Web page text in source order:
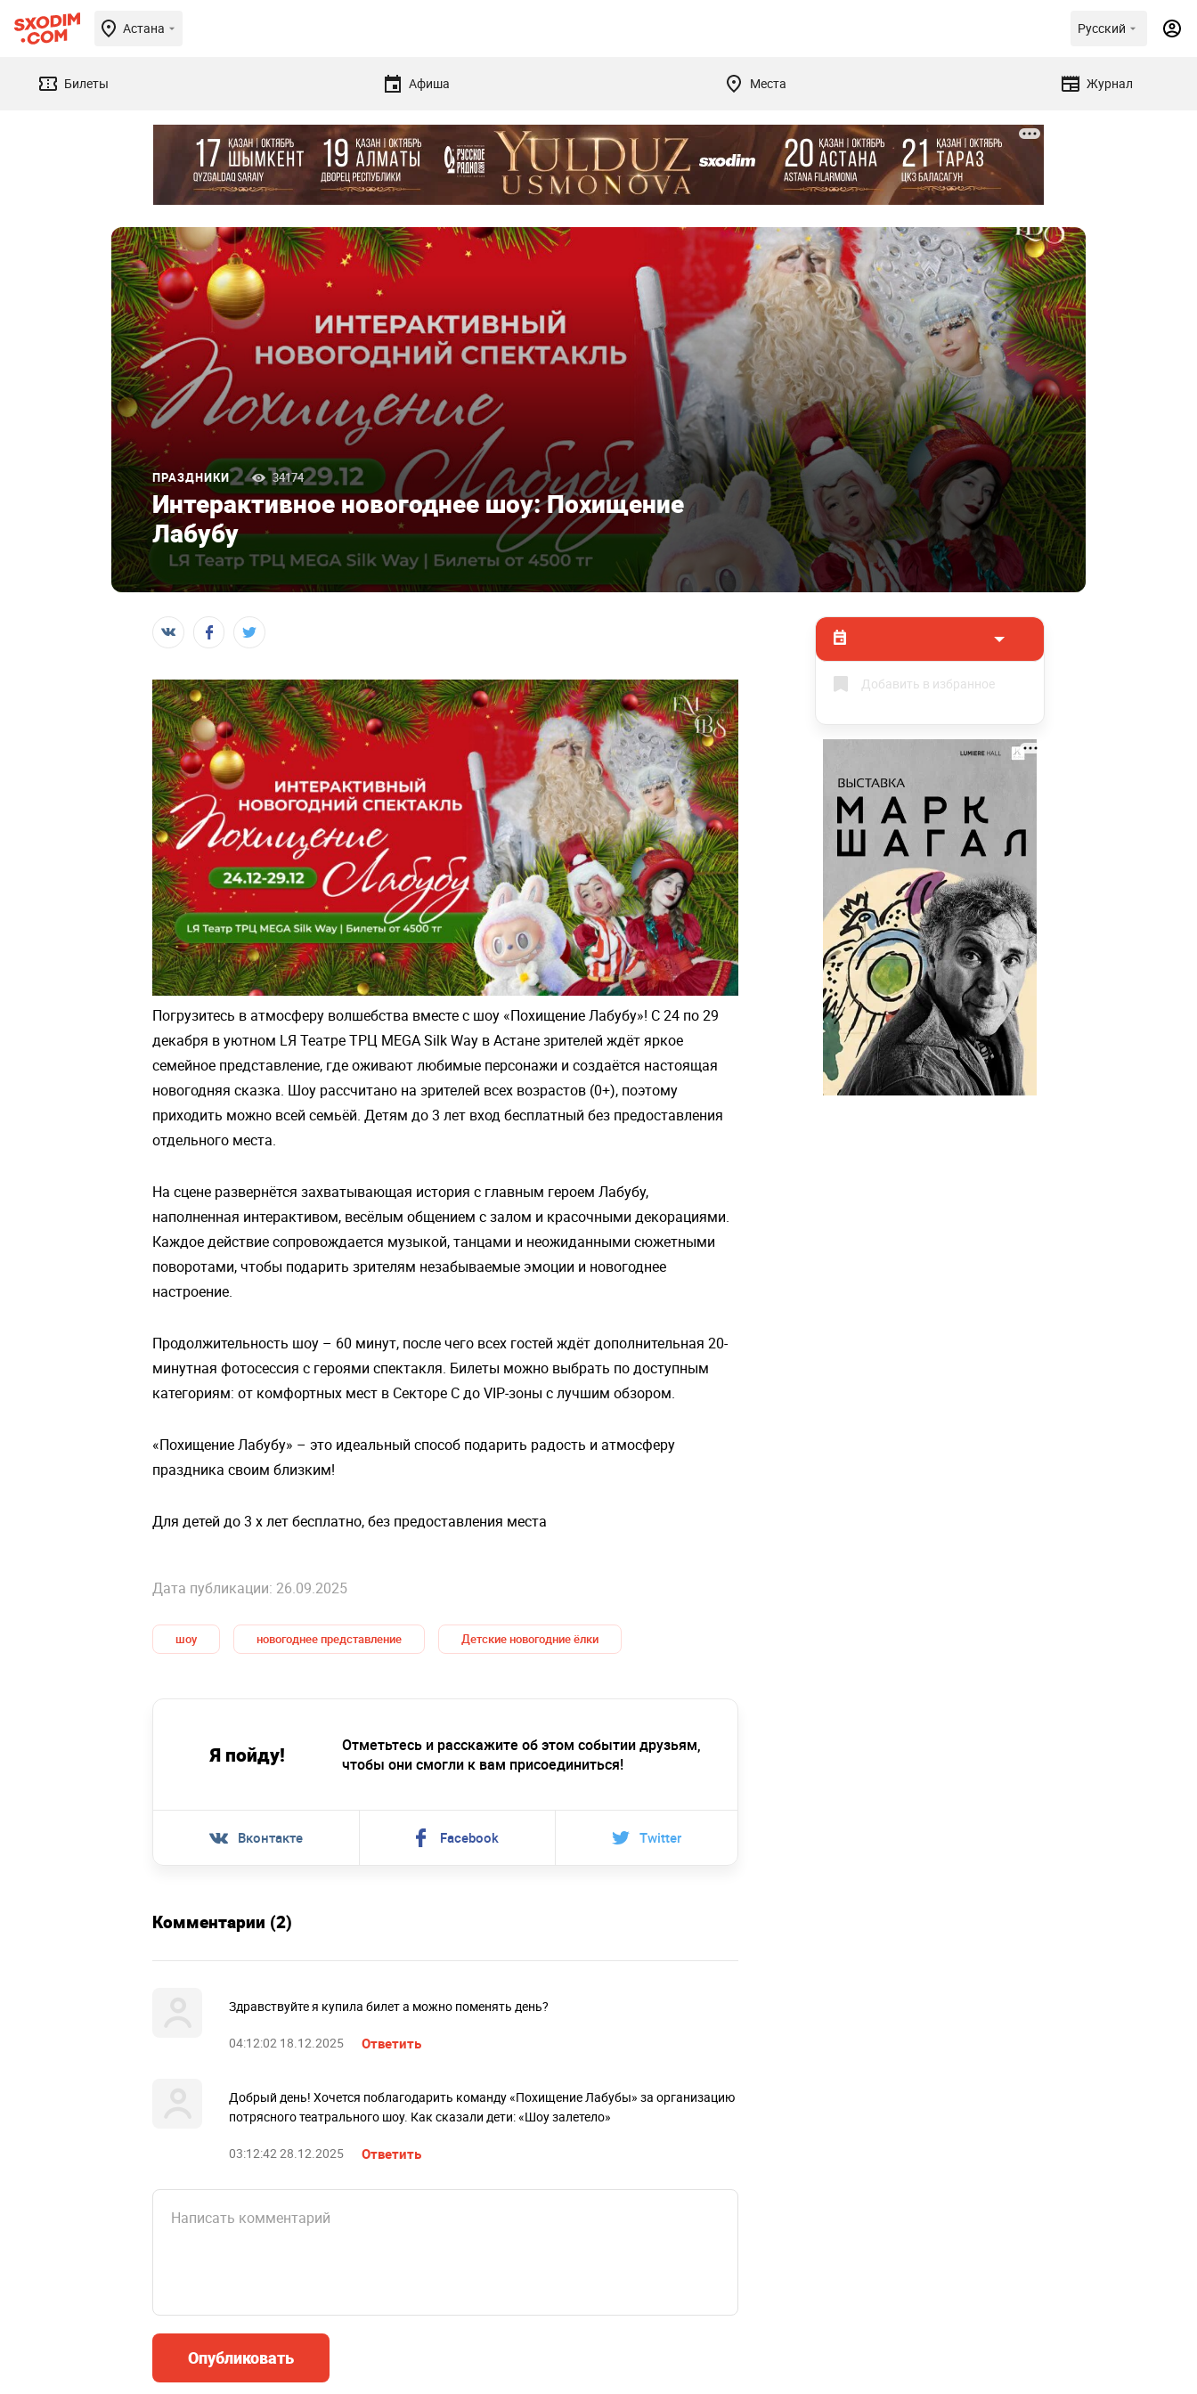
Астана Русский
Билеты Афиша Места Журнал
ПРАЗДНИКИ 34174
Интерактивное новогоднее шоу: Похищение
Лабубу
Добавить в избранное
Погрузитесь в атмосферу волшебства вместе с шоу «Похищение Лабубу»! С 24 по 29
декабря в уютном LЯ Театре ТРЦ MEGA Silk Way в Астане зрителей ждёт яркое
семейное представление, где оживают любимые персонажи и создаётся настоящая
новогодняя сказка. Шоу рассчитано на зрителей всех возрастов (0+), поэтому
приходить можно всей семьёй. Детям до 3 лет вход бесплатный без предоставления
отдельного места.
На сцене развернётся захватывающая история с главным героем Лабубу,
наполненная интерактивом, весёлым общением с залом и красочными декорациями.
Каждое действие сопровождается музыкой, танцами и неожиданными сюжетными
поворотами, чтобы подарить зрителям незабываемые эмоции и новогоднее
настроение.
Продолжительность шоу – 60 минут, после чего всех гостей ждёт дополнительная 20-
минутная фотосессия с героями спектакля. Билеты можно выбрать по доступным
категориям: от комфортных мест в Секторе C до VIP-зоны с лучшим обзором.
«Похищение Лабубу» – это идеальный способ подарить радость и атмосферу
праздника своим близким!
Для детей до 3 х лет бесплатно, без предоставления места
Дата публикации: 26.09.2025
шоу новогоднее представление Детские новогодние ёлки
Я пойду!
Отметьтесь и расскажите об этом событии друзьям,
чтобы они смогли к вам присоединиться!
Вконтакте Facebook Twitter
Комментарии (2)
Здравствуйте я купила билет а можно поменять день?
04:12:02 18.12.2025 Ответить
Добрый день! Хочется поблагодарить команду «Похищение Лабубы» за организацию
потрясного театрального шоу. Как сказали дети: «Шоу залетело»
03:12:42 28.12.2025 Ответить
Опубликовать